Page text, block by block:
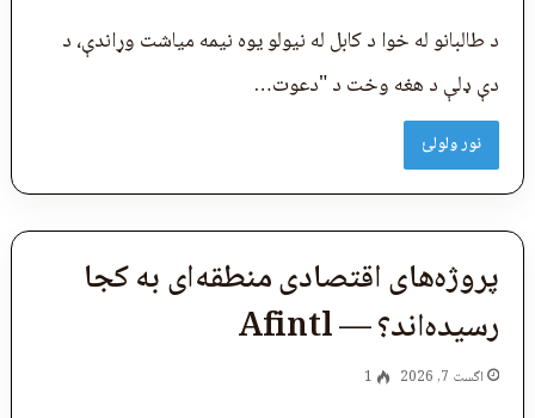
د طالبانو له خوا د کابل له نیولو یوه نیمه میاشت وړاندې، د
دې ډلې د هغه وخت د "دعوت…
نور ولولئ
پروژه‌های اقتصادی منطقه‌ای به کجا
رسیده‌اند؟ — Afintl
اگست 7, 2026 1